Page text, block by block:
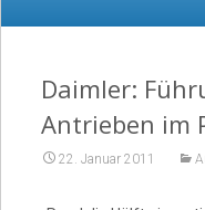
Nachrichten,
Daimler:
Antrieben im
22. Januar 2011